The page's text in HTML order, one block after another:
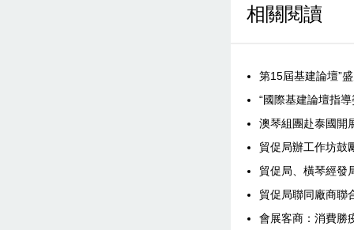
相關閱讀
第15屆基建論壇”
“國際基建論壇指
澳琴組團赴泰國開
貿促局辦工作坊鼓
貿促局、橫琴經發
貿促局聯同廠商聯
會展客商：消費勝